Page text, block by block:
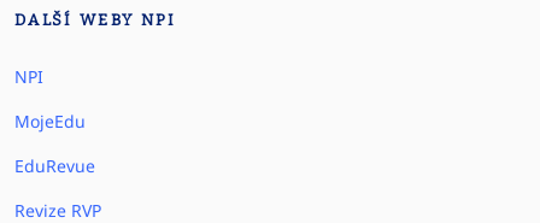
DALŠÍ WEBY NPI
NPI
MojeEdu
EduRevue
Revize RVP